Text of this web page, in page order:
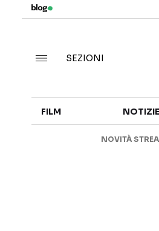
SEZIONI
FILM NOTIZIE
NOVITÀ